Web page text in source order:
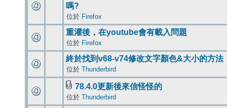
嗎?
位於 Firefox
重灌後，在youtube會有載入問題
位於 Firefox
終於找到v68-v74修改文字顏色&大小的方法
位於 Thunderbird
78.4.0更新後來信怪怪的
位於 Thunderbird